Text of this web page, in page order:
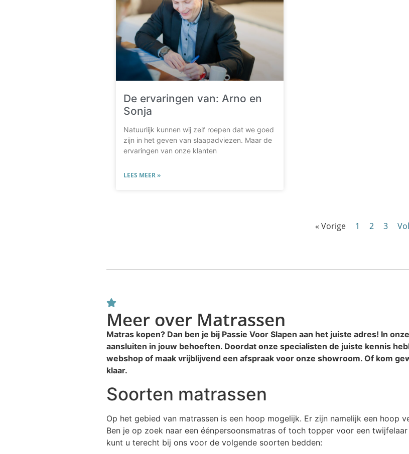
De ervaringen van: Arno en
Sonja
Natuurlijk kunnen wij zelf roepen dat we goed
zijn in het geven van slaapadviezen. Maar de
ervaringen van onze klanten
LEES MEER »
« Vorige 1 2 3
Meer over Matrassen
Matras kopen? Dan ben je bij Passie Voor Slapen aan het juiste adres! In
aansluiten in jouw behoeften. Doordat onze specialisten de juiste kennis
webshop of maak vrijblijvend een afspraak voor onze showroom. Of kom
klaar.
Soorten matrassen
Op het gebied van matrassen is een hoop mogelijk. Er zijn namelijk een hoop
Ben je op zoek naar een éénpersoonsmatras of toch topper voor een
kunt u terecht bij ons voor de volgende soorten bedden: